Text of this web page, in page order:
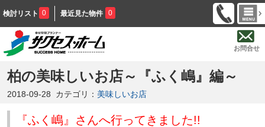
検討リスト 0 最近見た物件 0
お問合せ
柏の美味しいお店～『ふく嶋』編～
2018-09-28 カテゴリ： 美味しいお店
『ふく嶋』さんへ行ってきました!!